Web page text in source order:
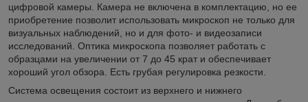
цифровой камеры. Камера не включена в комплектацию, но ее
приобретение позволит использовать микроскоп не только для
визуальных наблюдений, но и для фото- и видеозаписи
исследований. Оптика микроскопа позволяет работать с
образцами на увеличении от 7 до 45 крат и обеспечивает
хороший угол обзора. Есть грубая регулировка резкости.
Система освещения состоит из верхнего и нижнего